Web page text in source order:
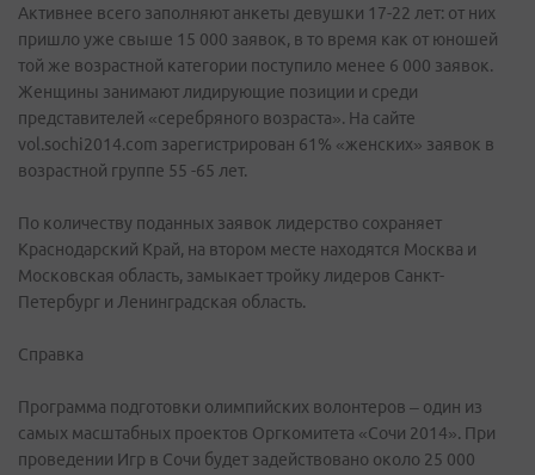
Активнее всего заполняют анкеты девушки 17-22 лет: от них
пришло уже свыше 15 000 заявок, в то время как от юношей
той же возрастной категории поступило менее 6 000 заявок.
Женщины занимают лидирующие позиции и среди
представителей «серебряного возраста». На сайте
vol.sochi2014.com зарегистрирован 61% «женских» заявок в
возрастной группе 55 -65 лет.
По количеству поданных заявок лидерство сохраняет
Краснодарский Край, на втором месте находятся Москва и
Московская область, замыкает тройку лидеров Санкт-
Петербург и Ленинградская область.
Справка
Программа подготовки олимпийских волонтеров – один из
самых масштабных проектов Оргкомитета «Сочи 2014». При
проведении Игр в Сочи будет задействовано около 25 000